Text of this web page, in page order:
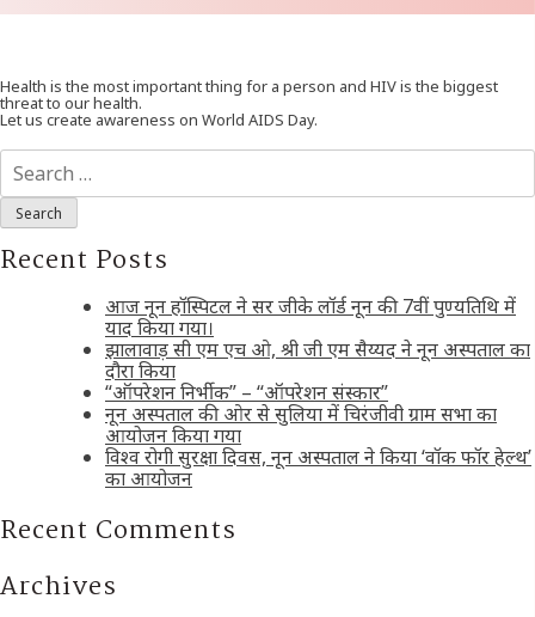
Health is the most important thing for a person and HIV is the biggest
threat to our health.
Let us create awareness on World AIDS Day.
Search
for:
Recent Posts
आज नून हॉस्पिटल ने सर जीके लॉर्ड नून की 7वीं पुण्यतिथि में
याद किया गया।
झालावाड़ सी एम एच ओ, श्री जी एम सैय्यद ने नून अस्पताल का
दौरा किया
“ऑपरेशन निर्भीक” – “ऑपरेशन संस्कार”
नून अस्पताल की ओर से सुलिया में चिरंजीवी ग्राम सभा का
आयोजन किया गया
विश्व रोगी सुरक्षा दिवस, नून अस्पताल ने किया ‘वॉक फॉर हेल्थ’
का आयोजन
Recent Comments
Archives